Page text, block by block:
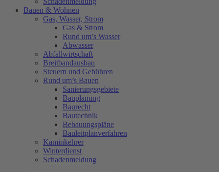
Bauen & Wohnen
Gas, Wasser, Strom
Gas & Strom
Rund um’s Wasser
Abwasser
Abfallwirtschaft
Breitbandausbau
Steuern und Gebühren
Rund um’s Bauen
Sanierungsgebiete
Bauplanung
Baurecht
Bautechnik
Bebauungspläne
Bauleitplanverfahren
Kaminkehrer
Winterdienst
Schadenmeldung